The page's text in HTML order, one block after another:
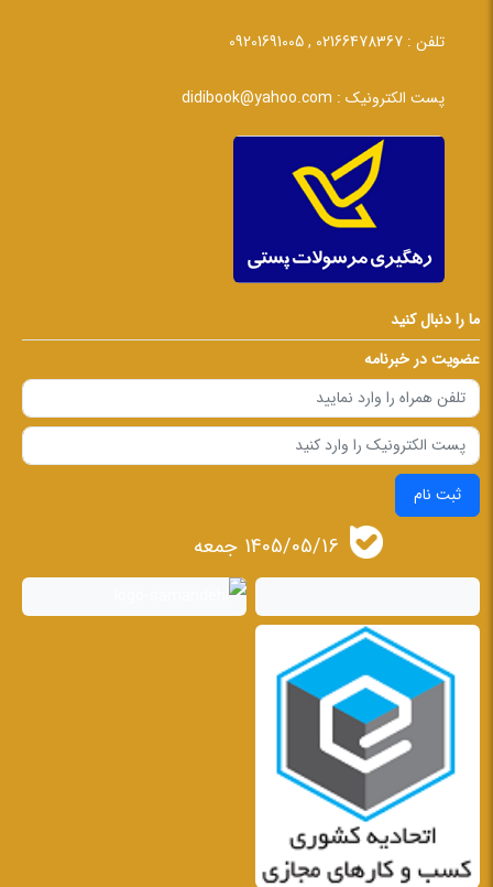
تلفن : 02166478367 , 09201691005
پست الکترونیک : didibook@yahoo.com
ما را دنبال کنید
عضویت در خبرنامه
ثبت نام
1405/05/16 جمعه